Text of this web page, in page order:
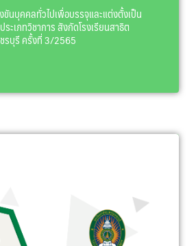
นบุคคลทั่วไปเพื่อบรรจุและแต่งตั้งเป็น
ะเภทวิชาการ สังกัดโรงเรียนสาธิต
รบุรี ครั้งที่ 3/2565